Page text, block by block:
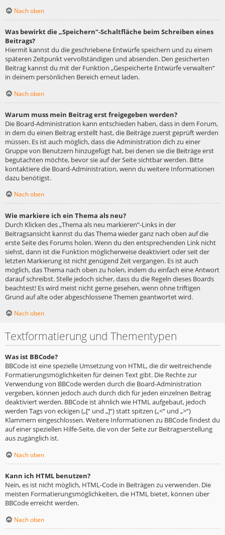
Nach oben
Was bewirkt die „Speichern“-Schaltfläche beim Schreiben eines
Beitrags?
Hiermit kannst du die geschriebene Entwürfe speichern und zu einem
späteren Zeitpunkt vervollständigen und absenden. Den gesicherten
Beitrag kannst du mit der Funktion „Gespeicherte Entwürfe verwalten“
in deinem persönlichen Bereich erneut laden.
Nach oben
Warum muss mein Beitrag erst freigegeben werden?
Die Board-Administration kann entschieden haben, dass in dem Forum,
in dem du einen Beitrag erstellt hast, die Beiträge zuerst geprüft werden
müssen. Es ist auch möglich, dass die Administration dich zu einer
Gruppe von Benutzern hinzugefügt hat, bei denen sie die Beiträge erst
begutachten möchte, bevor sie auf der Seite sichtbar werden. Bitte
kontaktiere die Board-Administration, wenn du weitere Informationen
dazu benötigst.
Nach oben
Wie markiere ich ein Thema als neu?
Durch Klicken des „Thema als neu markieren“-Links in der
Beitragsansicht kannst du das Thema wieder ganz nach oben auf die
erste Seite des Forums holen. Wenn du den entsprechenden Link nicht
siehst, dann ist die Funktion möglicherweise deaktiviert oder seit der
letzten Markierung ist nicht genügend Zeit vergangen. Es ist auch
möglich, das Thema nach oben zu holen, indem du einfach eine Antwort
darauf schreibst. Stelle jedoch sicher, dass du die Regeln dieses Boards
beachtest! Es wird meist nicht gerne gesehen, wenn ohne triftigen
Grund auf alte oder abgeschlossene Themen geantwortet wird.
Nach oben
Textformatierung und Thementypen
Was ist BBCode?
BBCode ist eine spezielle Umsetzung von HTML, die dir weitreichende
Formatierungsmöglichkeiten für deinen Text gibt. Die Rechte zur
Verwendung von BBCode werden durch die Board-Administration
vergeben, können jedoch auch durch dich für jeden einzelnen Beitrag
deaktiviert werden. BBCode ist ähnlich wie HTML aufgebaut, jedoch
werden Tags von eckigen („[“ und „]“) statt spitzen („<“ und „>“)
Klammern eingeschlossen. Weitere Informationen zu BBCode findest du
auf einer speziellen Hilfe-Seite, die von der Seite zur Beitragserstellung
aus zugänglich ist.
Nach oben
Kann ich HTML benutzen?
Nein, es ist nicht möglich, HTML-Code in Beiträgen zu verwenden. Die
meisten Formatierungsmöglichkeiten, die HTML bietet, können über
BBCode erreicht werden.
Nach oben